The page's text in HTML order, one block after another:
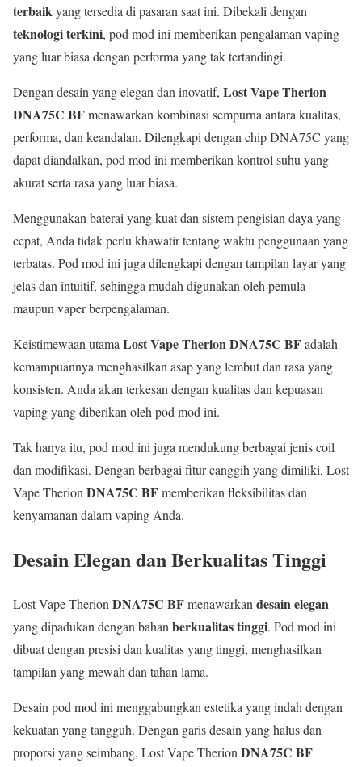
terbaikyang tersedia di pasaran saat ini. Dibekali dengan
teknologi terkini, pod mod ini memberikan pengalaman vaping
yang luar biasa dengan performa yang tak tertandingi.
Dengan desain yang elegan dan inovatif, Lost Vape Therion
DNA75C BFmenawarkan kombinasi sempurna antara kualitas,
performa, dan keandalan. Dilengkapi dengan chip DNA75C yang
dapat diandalkan, pod mod ini memberikan kontrol suhu yang
akurat serta rasa yang luar biasa.
Menggunakan baterai yang kuat dan sistem pengisian daya yang
cepat, Anda tidak perlu khawatir tentang waktu penggunaan yang
terbatas. Pod mod ini juga dilengkapi dengan tampilan layar yang
jelas dan intuitif, sehingga mudah digunakan oleh pemula
maupun vaper berpengalaman.
Keistimewaan utama Lost Vape Therion DNA75C BFadalah
kemampuannya menghasilkan asap yang lembut dan rasa yang
konsisten. Anda akan terkesan dengan kualitas dan kepuasan
vaping yang diberikan oleh pod mod ini.
Tak hanya itu, pod mod ini juga mendukung berbagai jenis coil
dan modifikasi. Dengan berbagai fitur canggih yang dimiliki, Lost
Vape Therion DNA75C BFmemberikan fleksibilitas dan
kenyamanan dalam vaping Anda.
Desain Elegan dan Berkualitas Tinggi
Lost Vape Therion DNA75C BFmenawarkan desain elegan
yang dipadukan dengan bahan berkualitas tinggi. Pod mod ini
dibuat dengan presisi dan kualitas yang tinggi, menghasilkan
tampilan yang mewah dan tahan lama.
Desain pod mod ini menggabungkan estetika yang indah dengan
kekuatan yang tangguh. Dengan garis desain yang halus dan
proporsi yang seimbang, Lost Vape Therion DNA75C BF